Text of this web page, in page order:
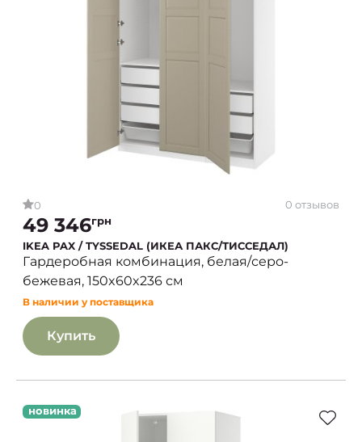
0 0 отзывов
49 346грн
IKEA PAX / TYSSEDAL (ИКЕА ПАКС/ТИССЕДАЛ)
Гардеробная комбинация, белая/серо-
бежевая, 150x60x236 см
В наличии у поставщика
Купить
новинка